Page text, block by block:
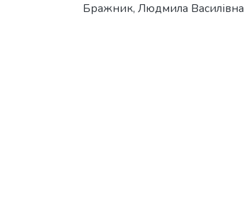
Бражник, Людмила Василівна